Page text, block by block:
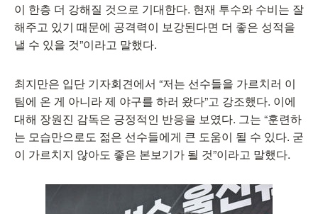
이 한층 더 강해질 것으로 기대한다. 현재 투수와 수비는 잘
해주고 있기 때문에 공격력이 보강된다면 더 좋은 성적을
낼 수 있을 것”이라고 말했다.
최지만은 입단 기자회견에서 “저는 선수들을 가르치러 이
팀에 온 게 아니라 제 야구를 하러 왔다”고 강조했다. 이에
대해 장원진 감독은 긍정적인 반응을 보였다. 그는 “훈련하
는 모습만으로도 젊은 선수들에게 큰 도움이 될 수 있다. 굳
이 가르치지 않아도 좋은 본보기가 될 것”이라고 말했다.